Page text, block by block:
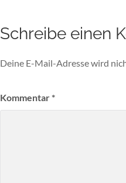
Schreibe einen
Deine E-Mail-Adresse wird
Kommentar*